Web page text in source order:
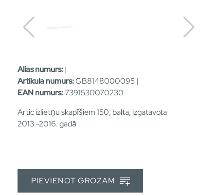
Alias numurs:|
Artikula numurs:GB8148000095 |
EAN numurs:7391530070230
Artic izlietņu skapīšiem 150, balta, izgatavota
2013.-2016. gadā
PIEVIENOT GROZAM